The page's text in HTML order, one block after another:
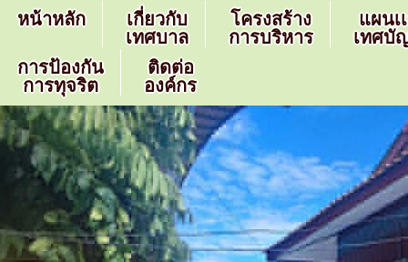
หน้าหลัก
เกี่ยวกับ
เทศบาล
โครงสร้าง
การบริหาร
แผนเ
เทศบั
การป้องกัน
การทุจริต
ติดต่อ
องค์กร